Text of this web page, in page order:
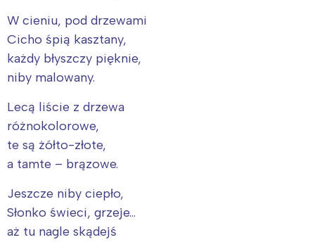
W cieniu, pod drzewami
Cicho śpią kasztany,
każdy błyszczy pięknie,
niby malowany.
Lecą liście z drzewa
różnokolorowe,
te są żółto-złote,
a tamte – brązowe.
Jeszcze niby ciepło,
Słonko świeci, grzeje…
aż tu nagle skądejś